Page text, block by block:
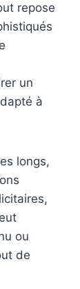
repose
un
à
longs,
ou
de